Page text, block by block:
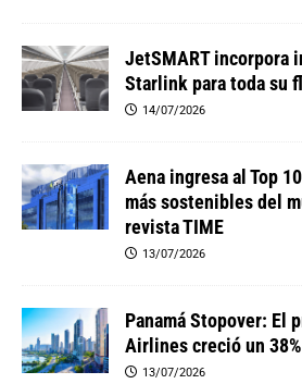
JetSMART incorpora
Starlink para toda su
14/07/2026
Aena ingresa al Top
más sostenibles del
revista TIME
13/07/2026
Panamá Stopover: El
Airlines creció un
13/07/2026